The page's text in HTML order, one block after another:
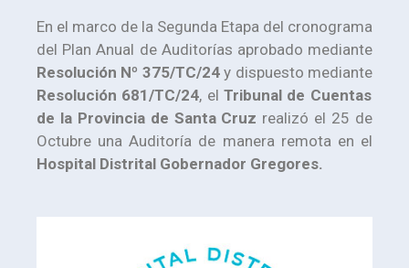
En el marco de la Segunda Etapa del cronograma
del Plan Anual de Auditorías aprobado mediante
Resolución Nº 375/TC/24y dispuesto mediante
Resolución 681/TC/24, elTribunal de Cuentas
de la Provincia de Santa Cruz realizó el 25 de
Octubre una Auditoría de manera remota en el
Hospital Distrital Gobernador Gregores.